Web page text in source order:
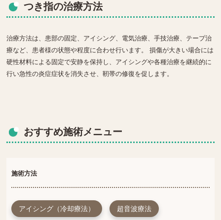
つき指の治療方法
治療方法は、患部の固定、アイシング、電気治療、手技治療、テープ治
療など、患者様の状態や程度に合わせ行います。 損傷が大きい場合には
硬性材料による固定で安静を保持し、アイシングや各種治療を継続的に
行い急性の炎症症状を消失させ、靭帯の修復を促します。
おすすめ施術メニュー
施術方法
アイシング（冷却療法） 超音波療法